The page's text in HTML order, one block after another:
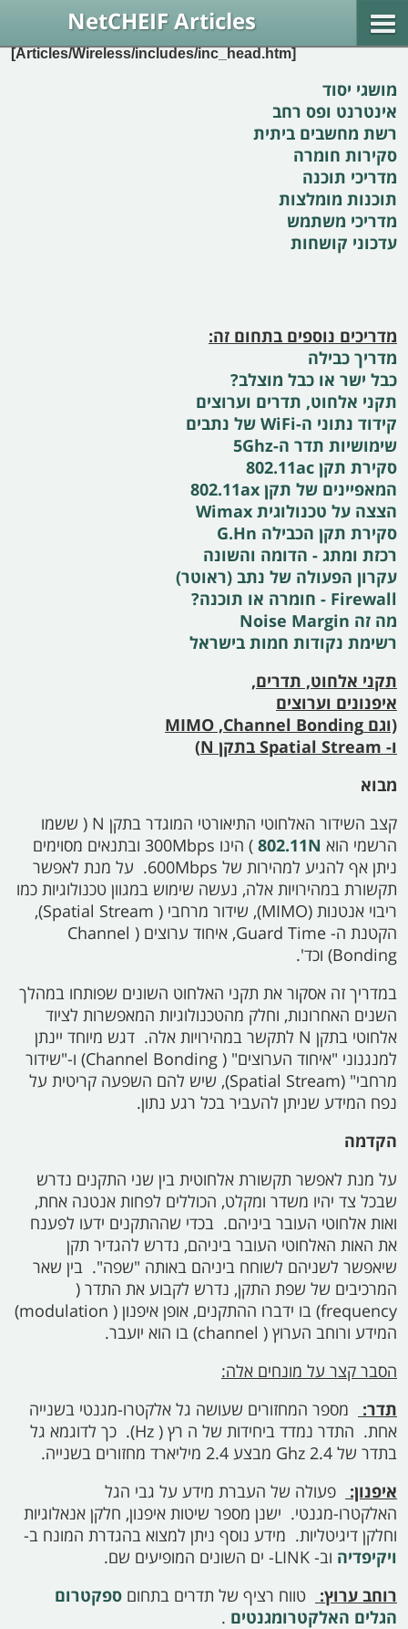
NetCHEIF Articles
[Articles/Wireless/includes/inc_head.htm]
מושגי יסוד
אינטרנט ופס רחב
רשת מחשבים ביתית
סקירות חומרה
מדריכי תוכנה
תוכנות מומלצות
מדריכי משתמש
עדכוני קושחות
מדריכים נוספים בתחום זה:
מדריך כבילה
כבל ישר או כבל מוצלב?
תקני אלחוט, תדרים וערוצים
קידוד נתוני ה-WiFi של נתבים
שימושיות תדר ה-5Ghz
סקירת תקן 802.11ac
המאפיינים של תקן 802.11ax
הצצה על טכנולוגית Wimax
סקירת תקן הכבילה G.Hn
רכזת ומתג - הדומה והשונה
עקרון הפעולה של נתב (ראוטר)
Firewall - חומרה או תוכנה?
מה זה Noise Margin
רשימת נקודות חמות בישראל
תקני אלחוט, תדרים,
איפנונים וערוצים
(וגם Channel Bonding,‏ MIMO
ו- Spatial Stream בתקן N)
מבוא
קצב השידור האלחוטי התיאורטי המוגדר בתקן N (
ששמו
הרשמי הוא 802.11N
) הינו 300Mbps ובתנאים מסוימים
ניתן אף להגיע למהירות של 600Mbps.
על מנת לאפשר
תקשורת במהירויות אלה, נעשה שימוש במגוון טכנולוגיות כמו
ריבוי אנטנות (MIMO), שידור מרחבי (
Spatial Stream),
הקטנת ה- Guard Time, איחוד ערוצים ( Channel
Bonding) וכד'.
במדריך זה אסקור את תקני האלחוט השונים שפותחו במהלך
השנים האחרונות, וחלק מהטכנולוגיות המאפשרות לציוד
אלחוטי בתקן N לתקשר במהירויות אלה. דגש מיוחד יינתן
למנגנוני "איחוד הערוצים" ( Channel Bonding) ו-"שידור
מרחבי" (Spatial Stream), שיש להם השפעה קריטית על
נפח המידע שניתן להעביר בכל רגע נתון.
הקדמה
על מנת לאפשר תקשורת אלחוטית בין שני התקנים נדרש
שבכל צד יהיו משדר ומקלט, הכוללים לפחות אנטנה אחת,
ואות אלחוטי העובר ביניהם. בכדי שההתקנים ידעו לפענח
את האות האלחוטי העובר ביניהם, נדרש להגדיר תקן
שיאפשר לשניהם לשוחח ביניהם באותה "שפה". בין שאר
המרכיבים של שפת התקן, נדרש לקבוע את התדר (
frequency) בו ידברו ההתקנים, אופן איפנון ( modulation)
המידע ורוחב הערוץ ( channel) בו הוא יועבר.
הסבר קצר על מונחים אלה:
תדר:
מספר המחזורים שעושה גל אלקטרו-מגנטי בשנייה
אחת. התדר נמדד ביחידות של ה רץ ( Hz).
כך לדוגמא גל
בתדר של 2.4
Ghz מבצע 2.4 מיליארד מחזורים בשנייה.
איפנון:
פעולה של העברת מידע על גבי הגל
האלקטרו-מגנטי. ישנן מספר שיטות איפנון, חלקן אנאלוגיות
וחלקן דיגיטליות. מידע נוסף ניתן למצוא בהגדרת המונח ב-
ויקיפדיה וב- LINK- ים השונים המופיעים שם.
רוחב ערוץ:
טווח רציף של תדרים בתחום ספקטרום
הגלים האלקטרומגנטים .